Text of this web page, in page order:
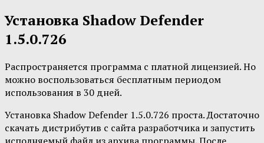
Установка Shadow Defender
1.5.0.726
Распространяется программа с платной лицензией. Но
можно воспользоваться бесплатным периодом
использования в 30 дней.
Установка Shadow Defender 1.5.0.726 проста. Достаточно
скачать дистрибутив с сайта разработчика и запустить